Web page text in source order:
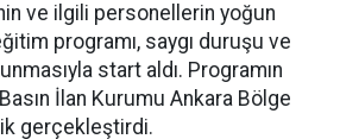
ve ilgili personellerin yoğun
programı, saygı duruşu ve
start aldı. Programın
Basın İlan Kurumu Ankara Bölge
gerçekleştirdi.